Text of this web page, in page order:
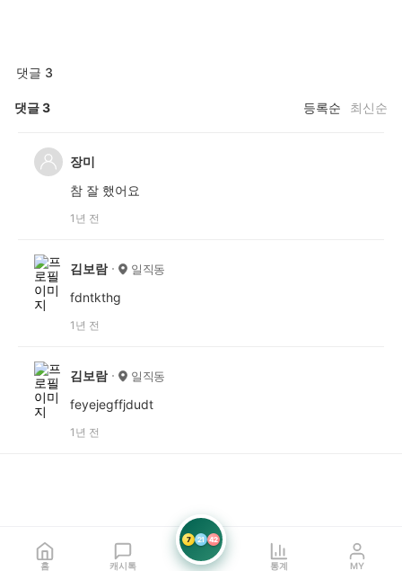
댓글 3
댓글3 등록순 최신순
장미
참 잘 했어요
1년 전
김보람 일직동
fdntkthg
1년 전
김보람 일직동
feyejegffjdudt
1년 전
홈 캐시톡
7 21 42
통계 MY